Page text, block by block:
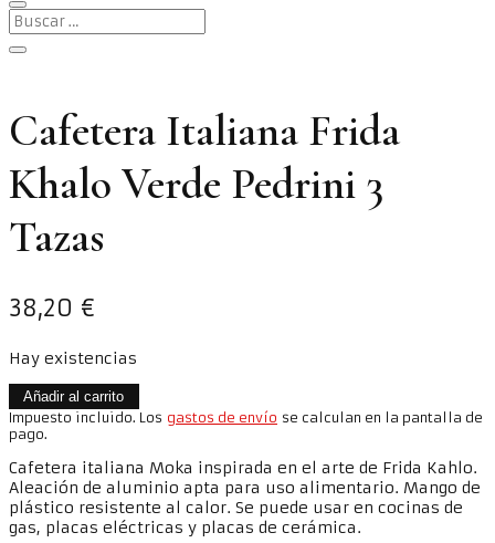
Cafetera Italiana Frida
Khalo Verde Pedrini 3
Tazas
38,20 €
Hay existencias
Cafetera
Italiana
Frida
Verde
Pedrini
3
Tazas
Añadir al carrito
Impuesto incluido. Los gastos de envío se calculan en la pantalla de
pago.
Cafetera italiana Moka inspirada en el arte de Frida Kahlo.
Aleación de aluminio apta para uso alimentario. Mango de
plástico resistente al calor. Se puede usar en cocinas de
gas, placas eléctricas y placas de cerámica.